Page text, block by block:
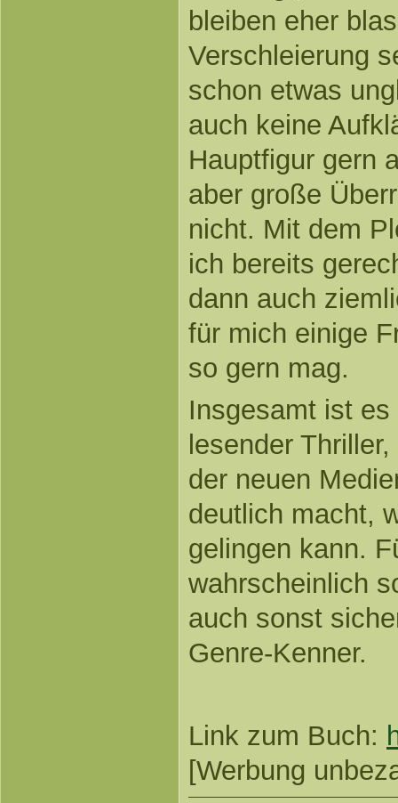
bleiben eher
Verschleierung
schon etwas
auch keine
Hauptfigur gern
aber große
nicht. Mit dem
ich bereits
dann auch
für mich einige
so gern mag.
Insgesamt ist
lesender
der neuen
deutlich macht,
gelingen kann.
wahrscheinlich
auch sonst
Genre-Kenner.
Link zum Buch:
[Werbung